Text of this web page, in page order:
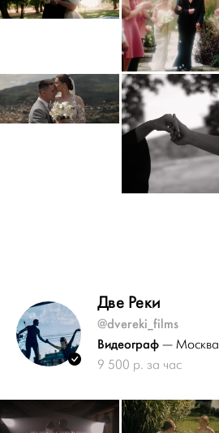
Две Реки
@dvereki_films
Видеограф — Москва
9 500 р. за час